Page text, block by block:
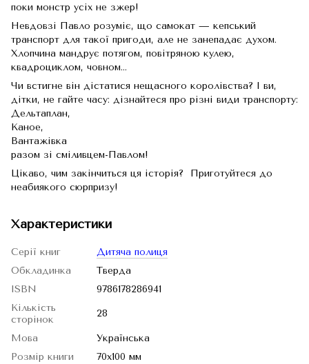
поки монстр усіх не зжер!
Невдовзі Павло розуміє, що самокат — кепський
транспорт для такої пригоди, але не занепадає духом.
Хлопчина мандрує потягом, повітряною кулею,
квадроциклом, човном...
Чи встигне він дістатися нещасного королівства? І ви,
дітки, не гайте часу: дізнайтеся про різні види транспорту:
Дельтаплан,
Каное,
Вантажівка
разом зі сміливцем-Павлом!
Цікаво, чим закінчиться ця історія? Приготуйтеся до
неабиякого сюрпризу!
Характеристики
Серії книг
Дитяча полиця
Обкладинка
Тверда
ISBN
9786178286941
Кількість
сторінок
28
Мова
Українська
Розмір книги
70х100 мм